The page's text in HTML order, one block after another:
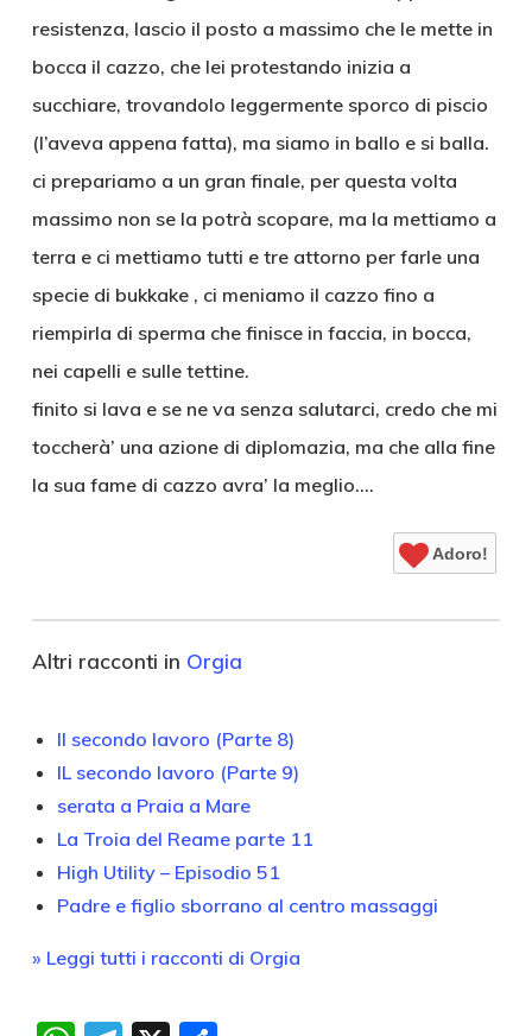
resistenza, lascio il posto a massimo che le mette in
bocca il cazzo, che lei protestando inizia a
succhiare, trovandolo leggermente sporco di piscio
(l’aveva appena fatta), ma siamo in ballo e si balla.
ci prepariamo a un gran finale, per questa volta
massimo non se la potrà scopare, ma la mettiamo a
terra e ci mettiamo tutti e tre attorno per farle una
specie di bukkake , ci meniamo il cazzo fino a
riempirla di sperma che finisce in faccia, in bocca,
nei capelli e sulle tettine.
finito si lava e se ne va senza salutarci, credo che mi
toccherà’ una azione di diplomazia, ma che alla fine
la sua fame di cazzo avra’ la meglio….
Adoro!
Altri racconti in Orgia
Il secondo lavoro (Parte 8)
IL secondo lavoro (Parte 9)
serata a Praia a Mare
La Troia del Reame parte 11
High Utility – Episodio 51
Padre e figlio sborrano al centro massaggi
» Leggi tutti i racconti di Orgia